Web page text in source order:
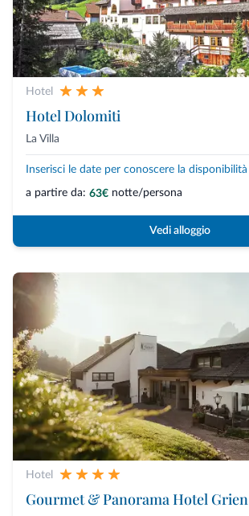
Hotel
Hotel Dolomiti
La Villa
Inserisci le date per conoscere la disponibilità
a partire da: 63€ notte/persona
Vedi alloggio
Hotel
Gourmet & Panorama Hotel Grien